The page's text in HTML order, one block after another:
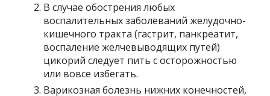
В случае обострения любых
воспалительных заболеваний желудочно-
кишечного тракта (гастрит, панкреатит,
воспаление желчевыводящих путей)
цикорий следует пить с осторожностью
или вовсе избегать.
Варикозная болезнь нижних конечностей,